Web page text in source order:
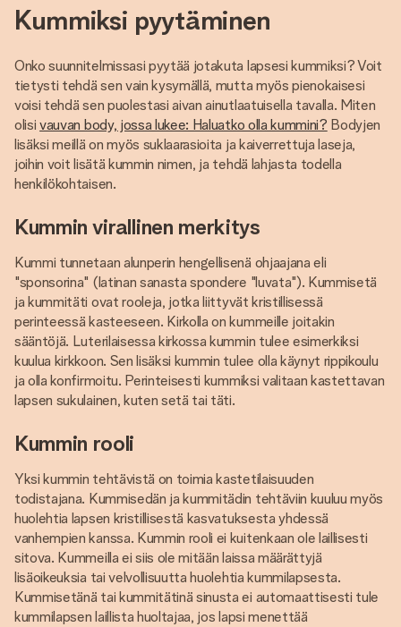
Kummiksi pyytäminen
Onko suunnitelmissasi pyytää jotakuta lapsesi kummiksi? Voit
tietysti tehdä sen vain kysymällä, mutta myös pienokaisesi
voisi tehdä sen puolestasi aivan ainutlaatuisella tavalla. Miten
olisivauvan body, jossa lukee: Haluatko olla kummini? Bodyjen
lisäksi meillä on myös suklaarasioita ja kaiverrettuja laseja,
joihin voit lisätä kummin nimen, ja tehdä lahjasta todella
henkilökohtaisen.
Kummin virallinen merkitys
Kummi tunnetaan alunperin hengellisenä ohjaajana eli
"sponsorina" (latinan sanasta spondere "luvata"). Kummisetä
ja kummitäti ovat rooleja, jotka liittyvät kristillisessä
perinteessä kasteeseen. Kirkolla on kummeille joitakin
sääntöjä. Luterilaisessa kirkossa kummin tulee esimerkiksi
kuulua kirkkoon. Sen lisäksi kummin tulee olla käynyt rippikoulu
ja olla konfirmoitu. Perinteisesti kummiksi valitaan kastettavan
lapsen sukulainen, kuten setä tai täti.
Kummin rooli
Yksi kummin tehtävistä on toimia kastetilaisuuden
todistajana. Kummisedän ja kummitädin tehtäviin kuuluu myös
huolehtia lapsen kristillisestä kasvatuksesta yhdessä
vanhempien kanssa. Kummin rooli ei kuitenkaan ole laillisesti
sitova. Kummeilla ei siis ole mitään laissa määrättyjä
lisäoikeuksia tai velvollisuutta huolehtia kummilapsesta.
Kummisetänä tai kummitätinä sinusta ei automaattisesti tule
kummilapsen laillista huoltajaa, jos lapsi menettää